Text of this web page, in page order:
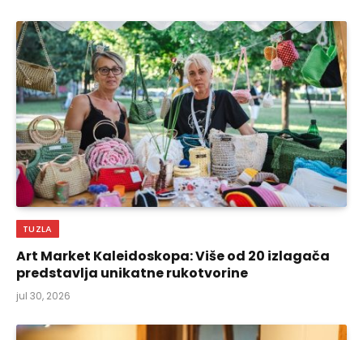
TUZLA
Art Market Kaleidoskopa: Više od 20 izlagača
predstavlja unikatne rukotvorine
jul 30, 2026